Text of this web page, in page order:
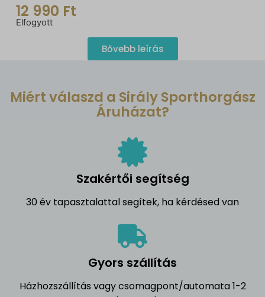
12 990 Ft
Elfogyott
Bővebb leírás
Miért válaszd a Sirály Sporthorgász
Áruházat?
Szakértői segítség
30 év tapasztalattal segítek, ha kérdésed van
Gyors szállítás
Házhozszállítás vagy csomagpont/automata 1-2